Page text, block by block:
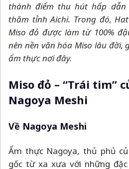
thành điểm thu hút hấp
thăm tỉnh Aichi. Trong đó,
Miso đỏ được làm từ 100%
nên nền văn hóa Miso lâu
ẩm thực nơi đây.
Miso đỏ – “Trái tim”
Nagoya Meshi
Về Nagoya Meshi
Ẩm thực Nagoya, thủ phủ
gốc từ xa xưa với những